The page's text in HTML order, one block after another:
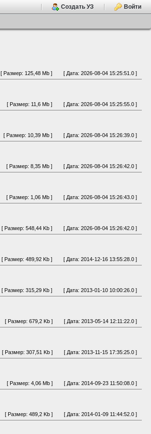
Создать УЗ Войти
[ Дата: 2026-08-04 15:25:51.0 ]
[ Размер: 125,48 Mb ]
[ Дата: 2026-08-04 15:25:55.0 ]
[ Размер: 11,6 Mb ]
[ Дата: 2026-08-04 15:26:39.0 ]
[ Размер: 10,39 Mb ]
[ Дата: 2026-08-04 15:26:42.0 ]
[ Размер: 8,35 Mb ]
[ Дата: 2026-08-04 15:26:43.0 ]
[ Размер: 1,06 Mb ]
[ Дата: 2026-08-04 15:26:42.0 ]
[ Размер: 548,44 Kb ]
[ Дата: 2014-12-16 13:55:28.0 ]
[ Размер: 489,92 Kb ]
[ Дата: 2013-01-10 10:00:26.0 ]
[ Размер: 315,29 Kb ]
[ Дата: 2013-05-14 12:11:22.0 ]
[ Размер: 679,2 Kb ]
[ Дата: 2013-11-15 17:35:25.0 ]
[ Размер: 307,51 Kb ]
[ Дата: 2014-09-23 11:50:08.0 ]
[ Размер: 4,06 Mb ]
[ Дата: 2014-01-09 11:44:52.0 ]
[ Размер: 489,2 Kb ]